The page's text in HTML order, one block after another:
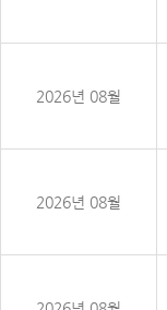
2026년 08월
2026년 08월